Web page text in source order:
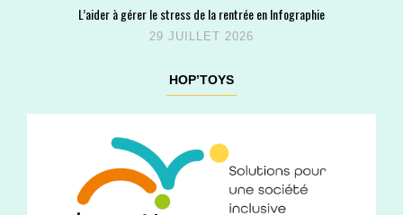
L’aider à gérer le stress de la rentrée en Infographie
29 JUILLET 2026
HOP’TOYS